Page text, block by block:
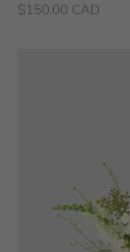
Prix de vente
$150.00 CAD